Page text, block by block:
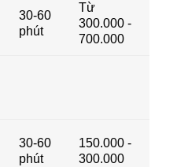
30-60
phút
Từ
300.000 -
700.000
30-60
phút
150.000 -
300.000